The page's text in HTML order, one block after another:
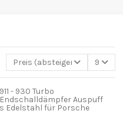
Preis (absteigend) 9